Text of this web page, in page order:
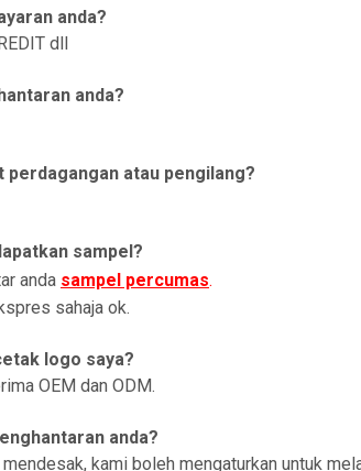
anda?
dll
anda?
perdagangan atau pengilang?
sampel?
anda sampel percumas.
sahaja ok.
logo saya?
OEM dan ODM.
anda?
kami boleh mengaturkan untuk